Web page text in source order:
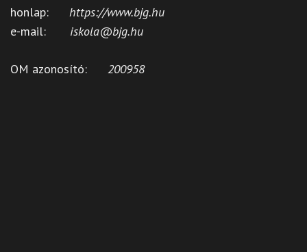
honlap: https://www.bjg.hu
e-mail: iskola@bjg.hu
OM azonosító: 200958